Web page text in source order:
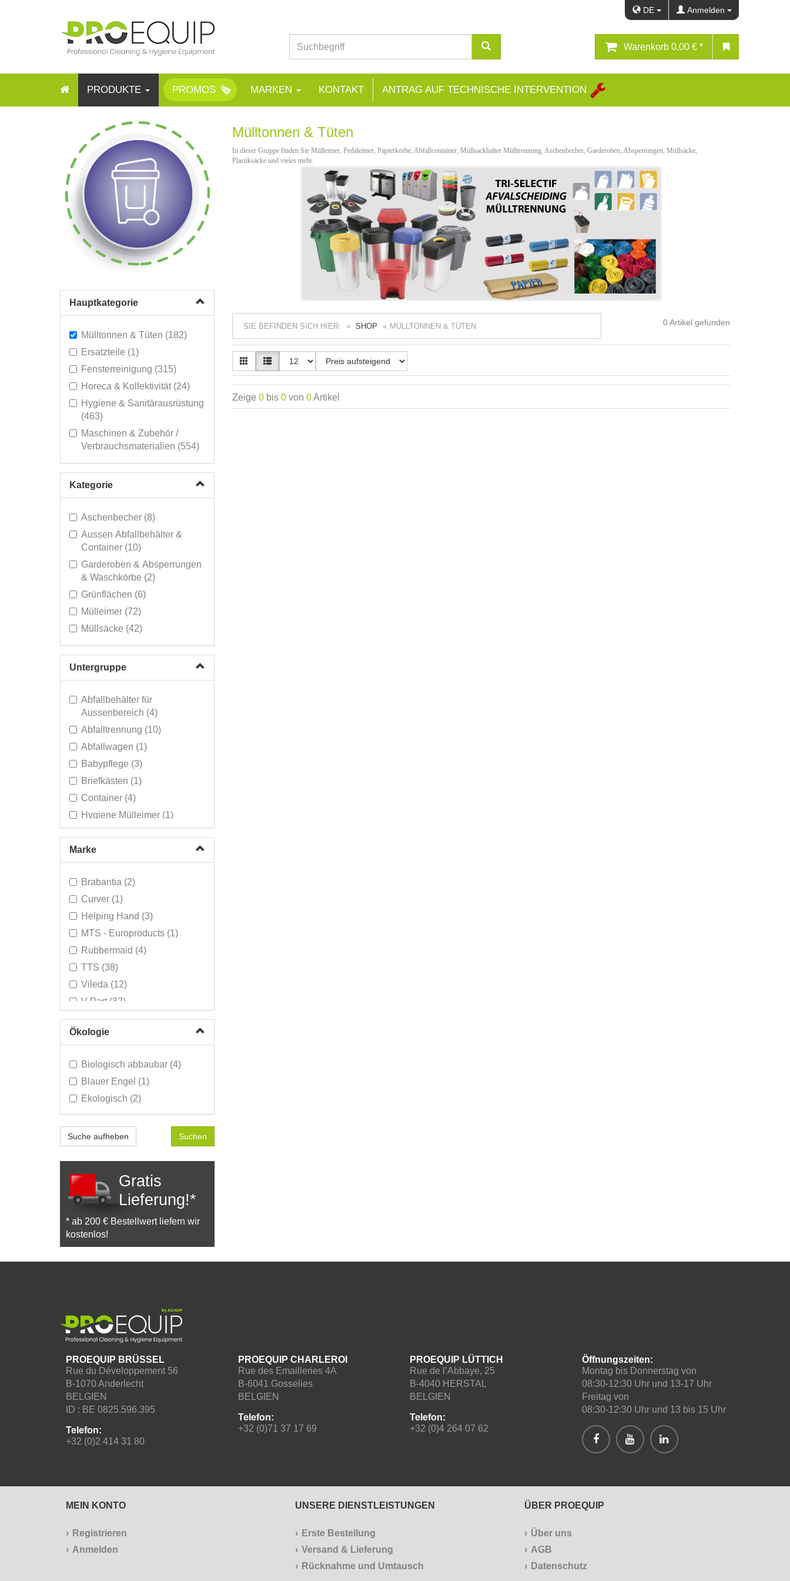
DE Anmelden
Warenkorb 0,00 € *
PRODUKTE PROMOS MARKEN KONTAKT ANTRAG AUF TECHNISCHE INTERVENTION
Hauptkategorie
Mülltonnen & Tüten (182)
Ersatzteile (1)
Fensterreinigung (315)
Horeca & Kollektivität (24)
Hygiene & Sanitärausrüstung
(463)
Maschinen & Zubehör /
Verbrauchsmaterialien (554)
Material (475)
Persönlicher Schutz (95)
Reinigungsprodukte (815)
Reinigungswagen & Mopp-
Schmutzmatten (14)
Sonderverkauf (307)
Kategorie
Aschenbecher (8)
Aussen Abfallbehälter &
Container (10)
Garderoben & Absperrungen
& Waschkörbe (2)
Grünflächen (6)
Mülleimer (72)
Müllsäcke (42)
Müllsackhalter (2)
Papierkörbe (11)
Pedaleimer (29)
Untergruppe
Abfallbehälter für
Aussenbereich (4)
Abfalltrennung (10)
Abfallwagen (1)
Babypflege (3)
Briefkästen (1)
Container (4)
Hygiene Mülleimer (1)
Feuerfest (4)
Küche HACCP (1)
Mülleimer (54)
Müllsäcke < 110 Liter (19)
Müllsäcke < 30 Liter (7)
Müllsäcke > 30 Liter (9)
Müllsäcke BIO
Papierkörbe Metall (3)
Papierkörbe mit
Pedaleimer (25)
Pedaleimer für
Abfalltrennung (2)
Standascher mit Mülleimer
Standascher ohne Mülleimer
(4)
Wandaschenbecher (2)
Wandmülleimer (2)
Waschkörbe (2)
Marke
Brabantia (2)
Curver (1)
Helping Hand (3)
MTS - Europroducts (1)
Rubbermaid (4)
TTS (38)
Vileda (12)
V-Part (32)
Ökologie
Biologisch abbaubar (4)
Blauer Engel (1)
Ekologisch (2)
Suche aufheben
Gratis
Lieferung!*
* ab 200 € Bestellwert liefern wir
kostenlos!
Mülltonnen & Tüten
In dieser Gruppe finden Sie Mülleimer, Pedaleimer, Papierkörbe, Abfallcontainer, Müllsackhalter Mülltrennung, Aschenbecher, Garderoben, Absperrungen, Müllsäcke,
Plastiksäcke und vieles mehr.
SIE BEFINDEN SICH HIER: SHOP MÜLLTONNEN & TÜTEN 0Artikel gefunden
Zeige 0 bis 0 von 0Artikel
PROEQUIP BRÜSSEL
Rue du Développement 56
B-1070 Anderlecht
BELGIEN
ID : BE 0825.596.395
Telefon:
+32 (0)2 414 31 80
PROEQUIP CHARLEROI
Rue des Emailleries 4A
B-6041 Gosselies
BELGIEN
Telefon:
+32 (0)71 37 17 69
PROEQUIP LÜTTICH
Rue de l’Abbaye, 25
B-4040 HERSTAL
BELGIEN
Telefon:
+32 (0)4 264 07 62
Öffnungszeiten:
Montag bis Donnerstag von
08:30-12:30 Uhr und 13-17 Uhr
Freitag von
08:30-12:30 Uhr und 13 bis 15 Uhr
MEIN KONTO
Registrieren
Anmelden
UNSERE DIENSTLEISTUNGEN
Erste Bestellung
Versand & Lieferung
Rücknahme und Umtausch
ÜBER PROEQUIP
Über uns
AGB
Datenschutz